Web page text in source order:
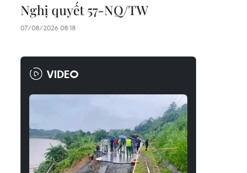
Nghị quyết 57-NQ/TW
07/08/2026 08:18
VIDEO